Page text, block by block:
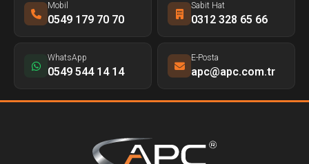
Mobil
0549 179 70 70
Sabit Hat
0312 328 65 66
WhatsApp
0549 544 14 14
E-Posta
apc@apc.com.tr